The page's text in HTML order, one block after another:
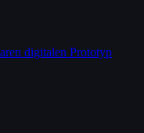
digitalen Prototyp